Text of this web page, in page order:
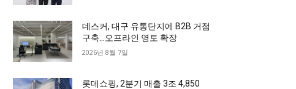
데스커, 대구 유통단지에 B2B 거점
구축…오프라인 영토 확장
2026년 8월 7일
롯데쇼핑, 2분기 매출 3조 4,850